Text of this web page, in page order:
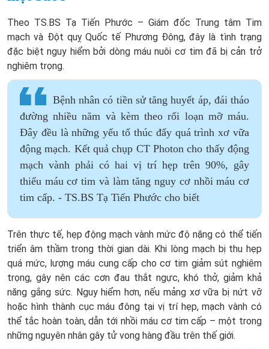
Theo TS.BS Tạ Tiến Phước – Giám đốc Trung tâm Tim
mạch và Đột quỵ Quốc tế Phương Đông, đây là tình trạng
đặc biệt nguy hiểm bởi dòng máu nuôi cơ tim đã bị cản trở
nghiêm trọng.
Bệnh nhân có tiền sử tăng huyết áp, đái tháo
đường nhiều năm và kèm theo rối loạn mỡ máu.
Đây đều là những yếu tố thúc đẩy quá trình xơ vữa
động mạch. Kết quả chụp CT Photon cho thấy động
mạch vành phải có hai vị trí hẹp trên 90%, gây
thiếu máu cơ tim và làm tăng nguy cơ nhồi máu cơ
tim cấp. - TS.BS Tạ Tiến Phước cho biết
Trên thực tế, hẹp động mạch vành mức độ nặng có thể tiến
triển âm thầm trong thời gian dài. Khi lòng mạch bị thu hẹp
quá mức, lượng máu cung cấp cho cơ tim giảm sút nghiêm
trọng, gây nên các cơn đau thắt ngực, khó thở, giảm khả
năng gắng sức. Nguy hiểm hơn, nếu mảng xơ vữa bị nứt vỡ
hoặc hình thành cục máu đông tại vị trí hẹp, mạch vành có
thể tắc hoàn toàn, dẫn tới nhồi máu cơ tim cấp – một trong
những nguyên nhân gây tử vong hàng đầu trên thế giới.